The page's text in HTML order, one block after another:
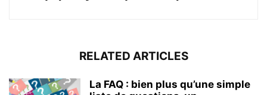
RELATED ARTICLES
La FAQ : bien plus qu’une simple